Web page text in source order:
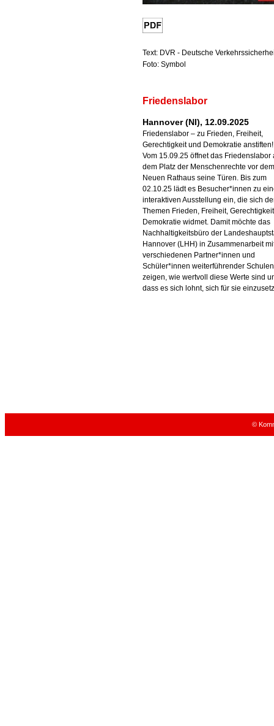
Text: DVR - Deutsche
Foto: Symbol
Friedenslabor
Hannover (NI), 12.09.2025
Friedenslabor – zu Frieden, Freiheit,
Gerechtigkeit und Demokratie anstiften!
Vom 15.09.25 öffnet das Friedenslabor
dem Platz der Menschenrechte vor dem
Neuen Rathaus seine Türen. Bis zum
02.10.25 lädt es Besucher*innen zu
interaktiven Ausstellung ein, die sich
Themen Frieden, Freiheit,
Demokratie widmet. Damit möchte das
Nachhaltigkeitsbüro der
Hannover (LHH) in Zusammenarbeit
verschiedenen Partner*innen und
Schüler*innen weiterführender Schulen
zeigen, wie wertvoll diese Werte sind
dass es sich lohnt, sich für sie
©